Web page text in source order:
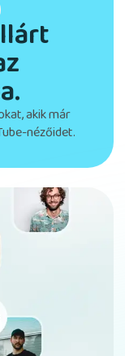
akik már
nézőidet.